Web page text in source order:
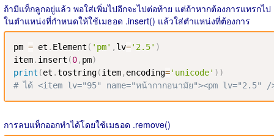
ถ้ามีแท็กลูกอยู่แล้ว พอใส่เพิ่มไปอีกจะไปต่อท้าย แต่ถ้าหากต้องการแทรกไป
ในตำแหน่งที่กำหนดให้ใช้เมธอด .insert() แล้วใส่ตำแหน่งที่ต้องการ
pm = et . Element ( 'pm' , lv='2.5' )
item. insert (0, pm)
print (et .tostring(item, encoding='unicode' ) )
# ได้ <item lv="95" name="หน้ากากอนามัย"><pm lv="2.5"
การลบแท็กออกทำได้โดยใช้เมธอด .remove()